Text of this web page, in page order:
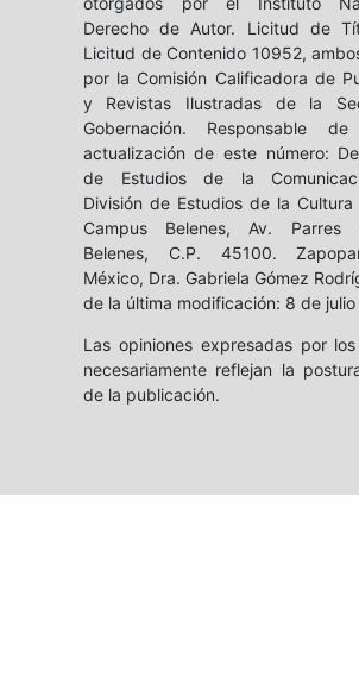
Derecho de Autor. Licitud de
Licitud de Contenido 10952,
por la Comisión Calificadora de
y Revistas Ilustradas de la
Gobernación. Responsable
actualización de este número:
de Estudios de la
División de Estudios de la Cultura
Campus Belenes, Av. Parres
Belenes, C.P. 45100.
México, Dra. Gabriela Gómez
de la última modificación: 8 de
Las opiniones expresadas por
necesariamente reflejan la
de la publicación.